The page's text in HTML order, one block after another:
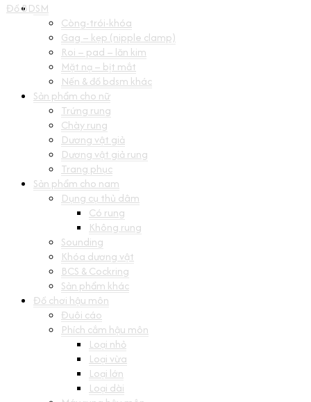
Đồ BDSM
Còng-trói-khóa
Gag – kẹp (nipple clamp)
Roi – pad – lăn kim
Mặt nạ – bịt mắt
Nến & đồ bdsm khác
Sản phẩm cho nữ
Trứng rung
Chày rung
Dương vật giả
Dương vật giả rung
Trang phục
Sản phẩm cho nam
Dụng cụ thủ dâm
Có rung
Không rung
Sounding
Khóa dương vật
BCS & Cockring
Sản phẩm khác
Đồ chơi hậu môn
Đuôi cáo
Phích cắm hậu môn
Loại nhỏ
Loại vừa
Loại lớn
Loại dài